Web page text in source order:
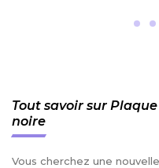
Tout savoir sur
noire
Vous cherchez une nouvelle